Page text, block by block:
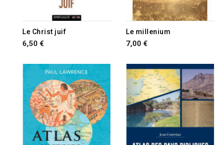
Le Christ juif
6,50 €
Le millenium
7,00 €